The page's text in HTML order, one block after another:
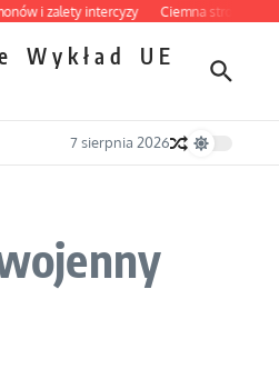
i zalety intercyzy Ciemna strona
Wykład
UE
7 sierpnia 2026